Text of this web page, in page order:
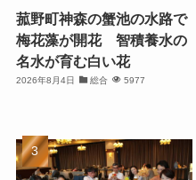
菰野町神森の蟹池の水路で
梅花藻が開花 智積養水の
名水が育む白い花
2026年8月4日 総合 5977